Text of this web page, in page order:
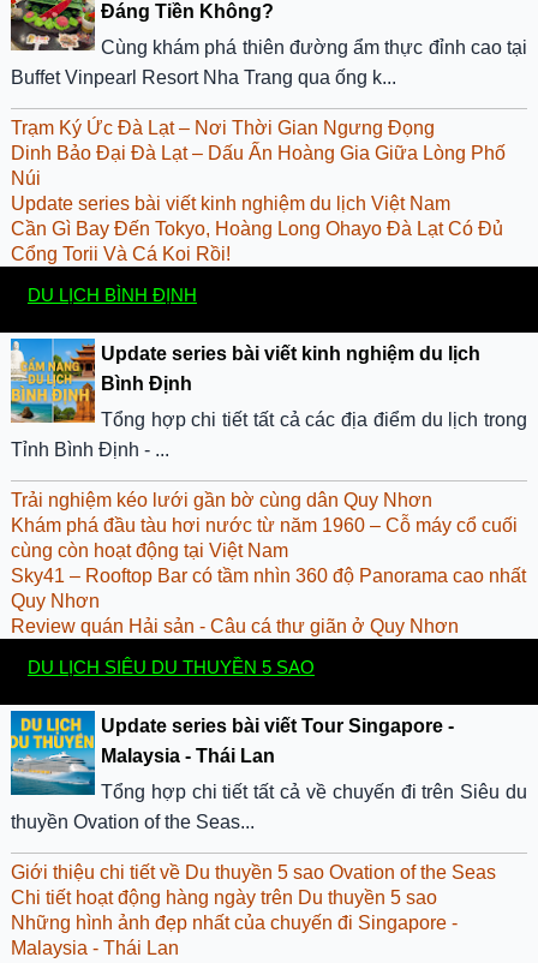
Đáng Tiền Không?
Cùng khám phá thiên đường ẩm thực đỉnh cao tại
Buffet Vinpearl Resort Nha Trang qua ống k...
Trạm Ký Ức Đà Lạt – Nơi Thời Gian Ngưng Đọng
Dinh Bảo Đại Đà Lạt – Dấu Ấn Hoàng Gia Giữa Lòng Phố
Núi
Update series bài viết kinh nghiệm du lịch Việt Nam
​Cần Gì Bay Đến Tokyo, Hoàng Long Ohayo Đà Lạt Có Đủ
Cổng Torii Và Cá Koi Rồi!
DU LỊCH BÌNH ĐỊNH
Update series bài viết kinh nghiệm du lịch
Bình Định
Tổng hợp chi tiết tất cả các địa điểm du lịch trong
Tỉnh Bình Định - ...
Trải nghiệm kéo lưới gần bờ cùng dân Quy Nhơn
Khám phá đầu tàu hơi nước từ năm 1960 – Cỗ máy cổ cuối
cùng còn hoạt động tại Việt Nam
Sky41 – Rooftop Bar có tầm nhìn 360 độ Panorama cao nhất
Quy Nhơn
Review quán Hải sản - Câu cá thư giãn ở Quy Nhơn
DU LỊCH SIÊU DU THUYỀN 5 SAO
Update series bài viết Tour Singapore -
Malaysia - Thái Lan
Tổng hợp chi tiết tất cả về chuyến đi trên Siêu du
thuyền Ovation of the Seas...
Giới thiệu chi tiết về Du thuyền 5 sao Ovation of the Seas
Chi tiết hoạt động hàng ngày trên Du thuyền 5 sao
Những hình ảnh đẹp nhất của chuyến đi Singapore -
Malaysia - Thái Lan